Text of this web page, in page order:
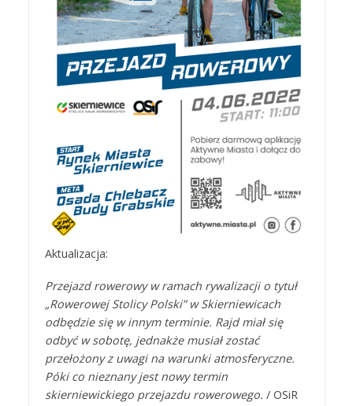
Aktualizacja:
Przejazd rowerowy w ramach rywalizacji o tytuł
„Rowerowej Stolicy Polski” w Skierniewicach
odbędzie się w innym terminie. Rajd miał się
odbyć w sobotę, jednakże musiał zostać
przełożony z uwagi na warunki atmosferyczne.
Póki co nieznany jest nowy termin
skierniewickiego przejazdu rowerowego. / OSiR